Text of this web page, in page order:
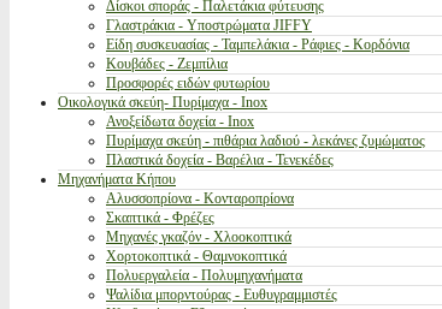
Δίσκοι σποράς - Παλετάκια φύτευσης
Γλαστράκια - Υποστρώματα JIFFY
Είδη συσκευασίας - Ταμπελάκια - Ράφιες - Κορδόνια
Κουβάδες - Ζεμπίλια
Προσφορές ειδών φυτωρίου
Οικολογικά σκεύη- Πυρίμαχα - Inox
Ανοξείδωτα δοχεία - Inox
Πυρίμαχα σκεύη - πιθάρια λαδιού - λεκάνες ζυμώματος
Πλαστικά δοχεία - Βαρέλια - Τενεκέδες
Μηχανήματα Κήπου
Αλυσσοπρίονα - Κονταροπρίονα
Σκαπτικά - Φρέζες
Μηχανές γκαζόν - Χλοοκοπτικά
Χορτοκοπτικά - Θαμνοκοπτικά
Πολυεργαλεία - Πολυμηχανήματα
Ψαλίδια μπορντούρας - Ευθυγραμμιστές